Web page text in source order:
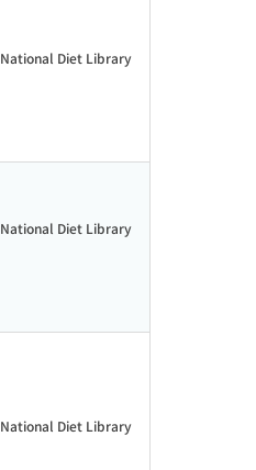
National Diet Library
National Diet Library
National Diet Library